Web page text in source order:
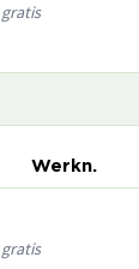
Werkn.